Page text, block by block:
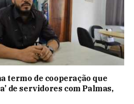
termo de cooperação que
de servidores com Palmas,